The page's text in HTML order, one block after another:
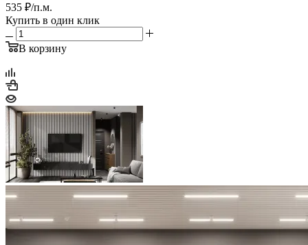
535 ₽/п.м.
Купить в один клик
В корзину